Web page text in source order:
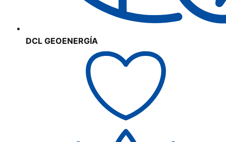
DCL GEOENERGÍA